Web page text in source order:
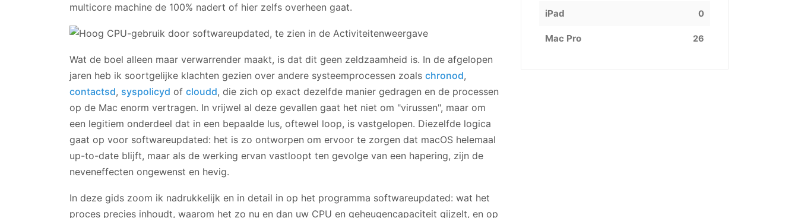
multicore machine de 100% nadert of hier zelfs overheen gaat.
Wat de boel alleen maar verwarrender maakt, is dat dit geen zeldzaamheid is. In de afgelopen
jaren heb ik soortgelijke klachten gezien over andere systeemprocessen zoals chronod,
contactsd, syspolicyd of cloudd, die zich op exact dezelfde manier gedragen en de processen
op de Mac enorm vertragen. In vrijwel al deze gevallen gaat het niet om "virussen", maar om
een legitiem onderdeel dat in een bepaalde lus, oftewel loop, is vastgelopen. Diezelfde logica
gaat op voor softwareupdated: het is zo ontworpen om ervoor te zorgen dat macOS helemaal
up-to-date blijft, maar als de werking ervan vastloopt ten gevolge van een hapering, zijn de
neveneffecten ongewenst en hevig.
In deze gids zoom ik nadrukkelijk en in detail in op het programma softwareupdated: wat het
proces precies inhoudt, waarom het zo nu en dan uw CPU en geheugencapaciteit gijzelt, en op
iPad 0
Mac Pro 26